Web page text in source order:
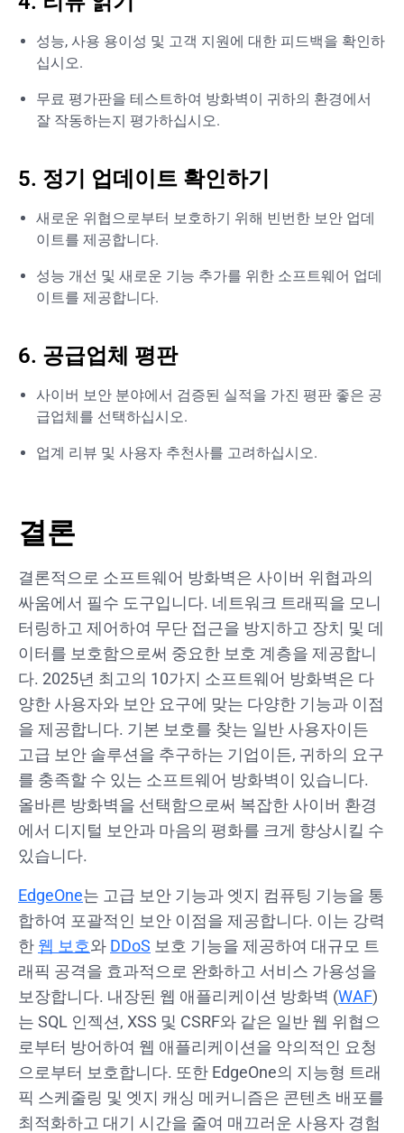
성능, 사용 용이성 및 고객 지원에 대한 피드백을 확인하
십시오.
무료 평가판을 테스트하여 방화벽이 귀하의 환경에서
잘 작동하는지 평가하십시오.
5. 정기 업데이트 확인하기
새로운 위협으로부터 보호하기 위해 빈번한 보안 업데
이트를 제공합니다.
성능 개선 및 새로운 기능 추가를 위한 소프트웨어 업데
이트를 제공합니다.
6. 공급업체 평판
사이버 보안 분야에서 검증된 실적을 가진 평판 좋은 공
급업체를 선택하십시오.
업계 리뷰 및 사용자 추천사를 고려하십시오.
결론
결론적으로 소프트웨어 방화벽은 사이버 위협과의
싸움에서 필수 도구입니다. 네트워크 트래픽을 모니
터링하고 제어하여 무단 접근을 방지하고 장치 및 데
이터를 보호함으로써 중요한 보호 계층을 제공합니
다. 2025년 최고의 10가지 소프트웨어 방화벽은 다
양한 사용자와 보안 요구에 맞는 다양한 기능과 이점
을 제공합니다. 기본 보호를 찾는 일반 사용자이든
고급 보안 솔루션을 추구하는 기업이든, 귀하의 요구
를 충족할 수 있는 소프트웨어 방화벽이 있습니다.
올바른 방화벽을 선택함으로써 복잡한 사이버 환경
에서 디지털 보안과 마음의 평화를 크게 향상시킬 수
있습니다.
EdgeOne는 고급 보안 기능과 엣지 컴퓨팅 기능을 통
합하여 포괄적인 보안 이점을 제공합니다. 이는 강력
한 웹 보호와 DDoS 보호 기능을 제공하여 대규모 트
래픽 공격을 효과적으로 완화하고 서비스 가용성을
보장합니다. 내장된 웹 애플리케이션 방화벽 (WAF)
는 SQL 인젝션, XSS 및 CSRF와 같은 일반 웹 위협으
로부터 방어하여 웹 애플리케이션을 악의적인 요청
으로부터 보호합니다. 또한 EdgeOne의 지능형 트래
픽 스케줄링 및 엣지 캐싱 메커니즘은 콘텐츠 배포를
최적화하고 대기 시간을 줄여 매끄러운 사용자 경험